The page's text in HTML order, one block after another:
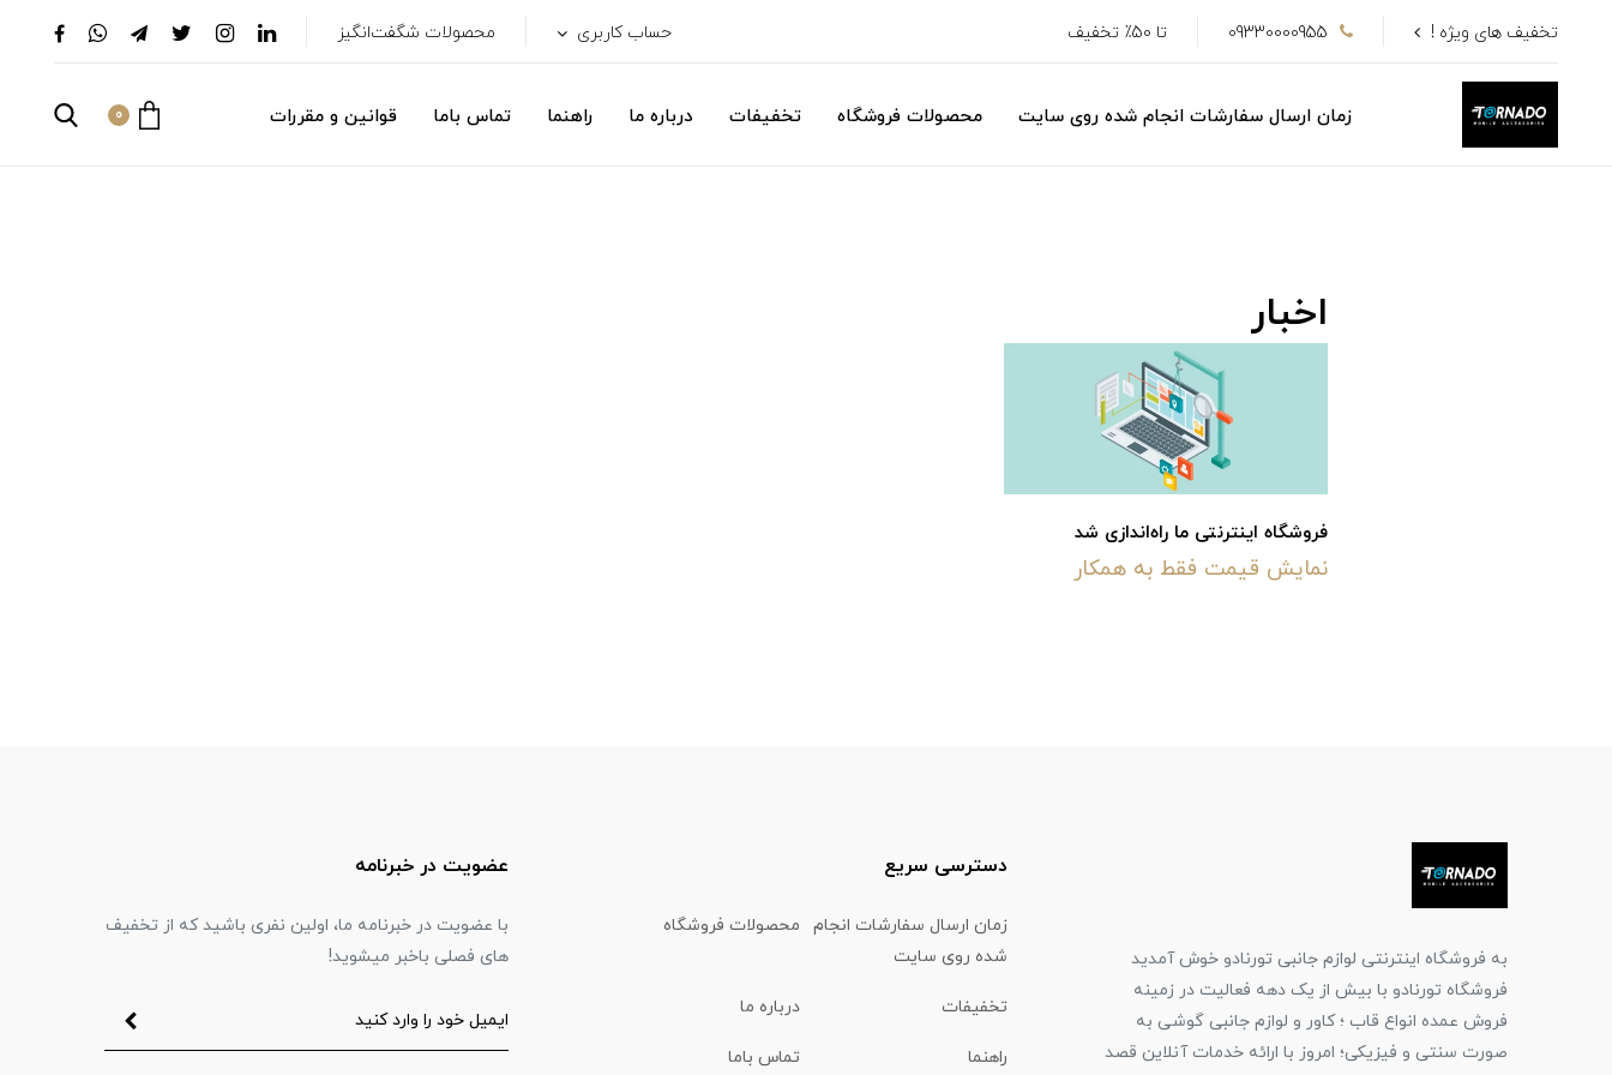
تخفیف های ویژه ! 09330000955 تا 50٪ تخفیف حساب کاربری محصولات شگفت‌انگیز
زمان ارسال سفارشات انجام شده روی سایت محصولات فروشگاه تخفیفات درباره ما راهنما تماس باما قوانین و مقررات 0
اخبار
فروشگاه اینترنتی ما راه‌اندازی شد
نمایش قیمت فقط به همکار
به فروشگاه اینترنتی لوازم جانبی تورنادو خوش آمدید
فروشگاه تورنادو با بیش از یک دهه فعالیت در زمینه
فروش عمده انواع قاب ؛ کاور و لوازم جانبی گوشی به
صورت سنتی و فیزیکی؛ امروز با ارائه خدمات آنلاین قصد
دسترسی سریع
زمان ارسال سفارشات انجام
شده روی سایت
محصولات فروشگاه
تخفیفات درباره ما
راهنما تماس باما
عضویت در خبرنامه
با عضویت در خبرنامه ما، اولین نفری باشید که از تخفیف
های فصلی باخبر میشوید!